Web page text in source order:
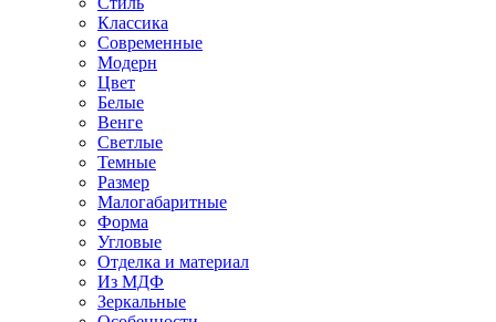
Классика
Современные
Модерн
Цвет
Белые
Венге
Светлые
Темные
Размер
Малогабаритные
Форма
Угловые
Отделка и материал
Из МДФ
Зеркальные